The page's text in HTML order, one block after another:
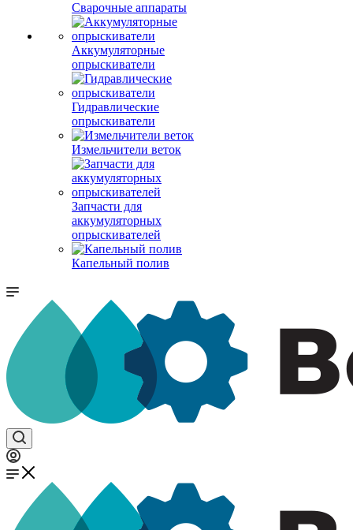
Сварочные аппараты
Аккумуляторные
опрыскиватели
Гидравлические
опрыскиватели
Измельчители веток
Запчасти для
аккумуляторных
опрыскивателей
Капельный полив